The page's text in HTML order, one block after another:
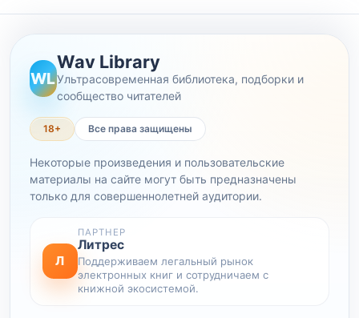
WL
Wav Library
Ультрасовременная библиотека, подборки и
сообщество читателей
18+ Все права защищены
Некоторые произведения и пользовательские
материалы на сайте могут быть предназначены
только для совершеннолетней аудитории.
Л
ПАРТНЕР
Литрес
Поддерживаем легальный рынок
электронных книг и сотрудничаем с
книжной экосистемой.